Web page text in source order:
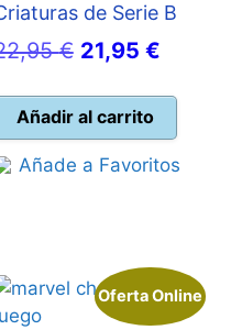
de Serie B
€ El
original
21,95 €El
Añadir al carrito
Añade a Favoritos
Oferta Online